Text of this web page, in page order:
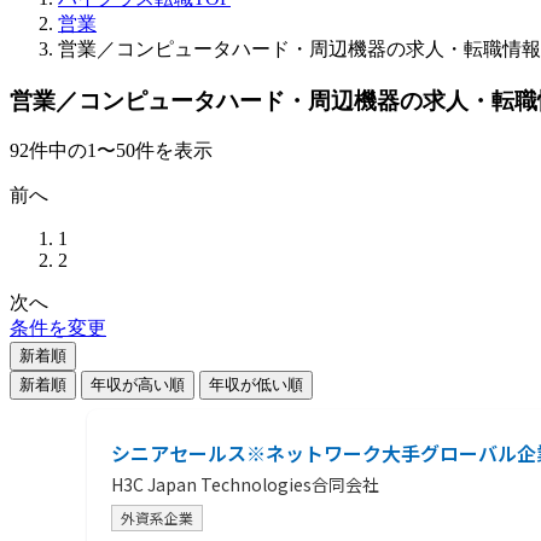
営業
営業／コンピュータハード・周辺機器の求人・転職情報
営業／コンピュータハード・周辺機器の求人・転
92件中の1〜50件を表示
前へ
1
2
次へ
条件を変更
新着順
新着順
年収が高い順 年収が低い順
シニアセールス※ネットワーク大手グローバル企
H3C Japan Technologies合同会社
外資系企業